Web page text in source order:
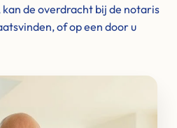
de overdracht bij de notaris
of op een door u